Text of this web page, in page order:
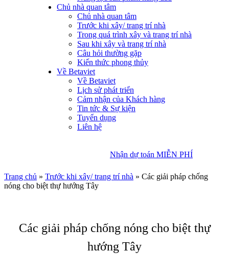
Chủ nhà quan tâm
Chủ nhà quan tâm
Trước khi xây/ trang trí nhà
Trong quá trình xây và trang trí nhà
Sau khi xây và trang trí nhà
Câu hỏi thường gặp
Kiến thức phong thủy
Về Betaviet
Về Betaviet
Lịch sử phát triển
Cảm nhận của Khách hàng
Tin tức & Sự kiện
Tuyển dụng
Liên hệ
Nhận dự toán MIỄN PHÍ
Trang chủ » Trước khi xây/ trang trí nhà » Các giải pháp chống
nóng cho biệt thự hướng Tây
Các giải pháp chống nóng cho biệt thự
hướng Tây